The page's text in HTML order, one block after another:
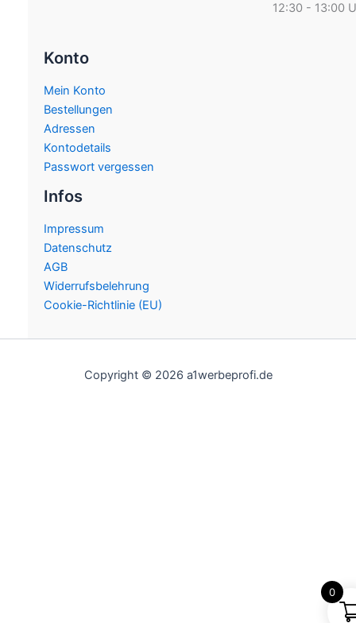
12:30 - 13:00
Konto
Mein Konto
Bestellungen
Adressen
Kontodetails
Passwort vergessen
Infos
Impressum
Datenschutz
AGB
Widerrufsbelehrung
Cookie-Richtlinie (EU)
Copyright © 2026 a1werbeprofi.de
0